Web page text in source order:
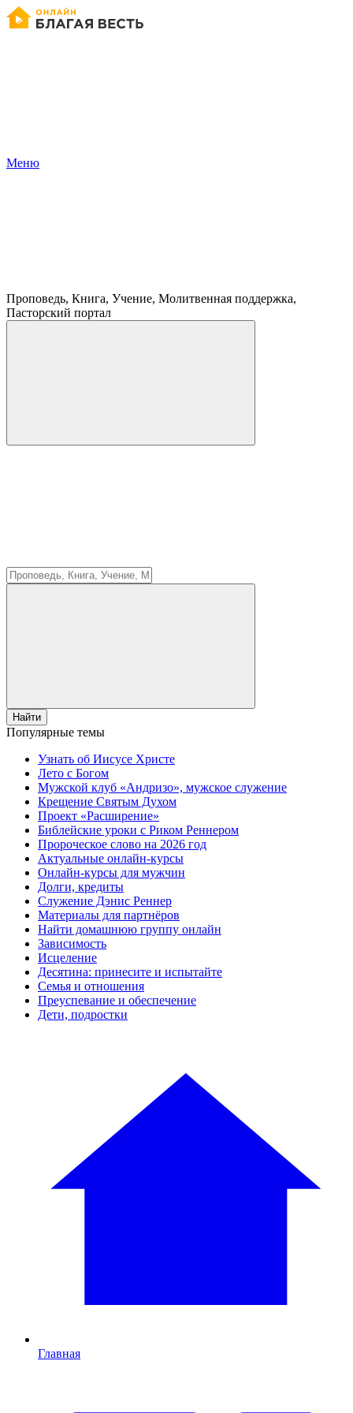
Меню
Проповедь, Книга, Учение, Молитвенная поддержка,
Пасторский портал
Найти
Популярные темы
Узнать об Иисусе Христе
Лето с Богом
Мужской клуб «Андризо», мужское служение
Крещение Святым Духом
Проект «Расширение»
Библейские уроки с Риком Реннером
Пророческое слово на 2026 год
Актуальные онлайн-курсы
Онлайн-курсы для мужчин
Долги, кредиты
Служение Дэнис Реннер
Материалы для партнёров
Найти домашнюю группу онлайн
Зависимость
Исцеление
Десятина: принесите и испытайте
Семья и отношения
Преуспевание и обеспечение
Дети, подростки
Главная